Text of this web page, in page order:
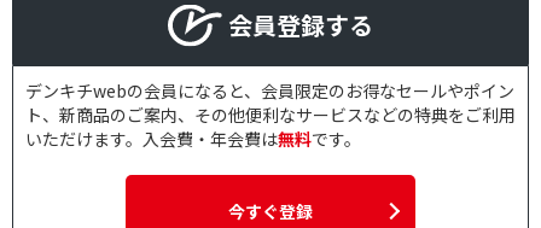
会員登録する
デンキチwebの会員になると、会員限定のお得なセールやポイン
ト、新商品のご案内、その他便利なサービスなどの特典をご利用
いただけます。入会費・年会費は無料です。
今すぐ登録